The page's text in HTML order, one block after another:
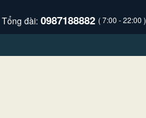
Tổng đài: 0987188882 ( 7:00 - 22:00 )